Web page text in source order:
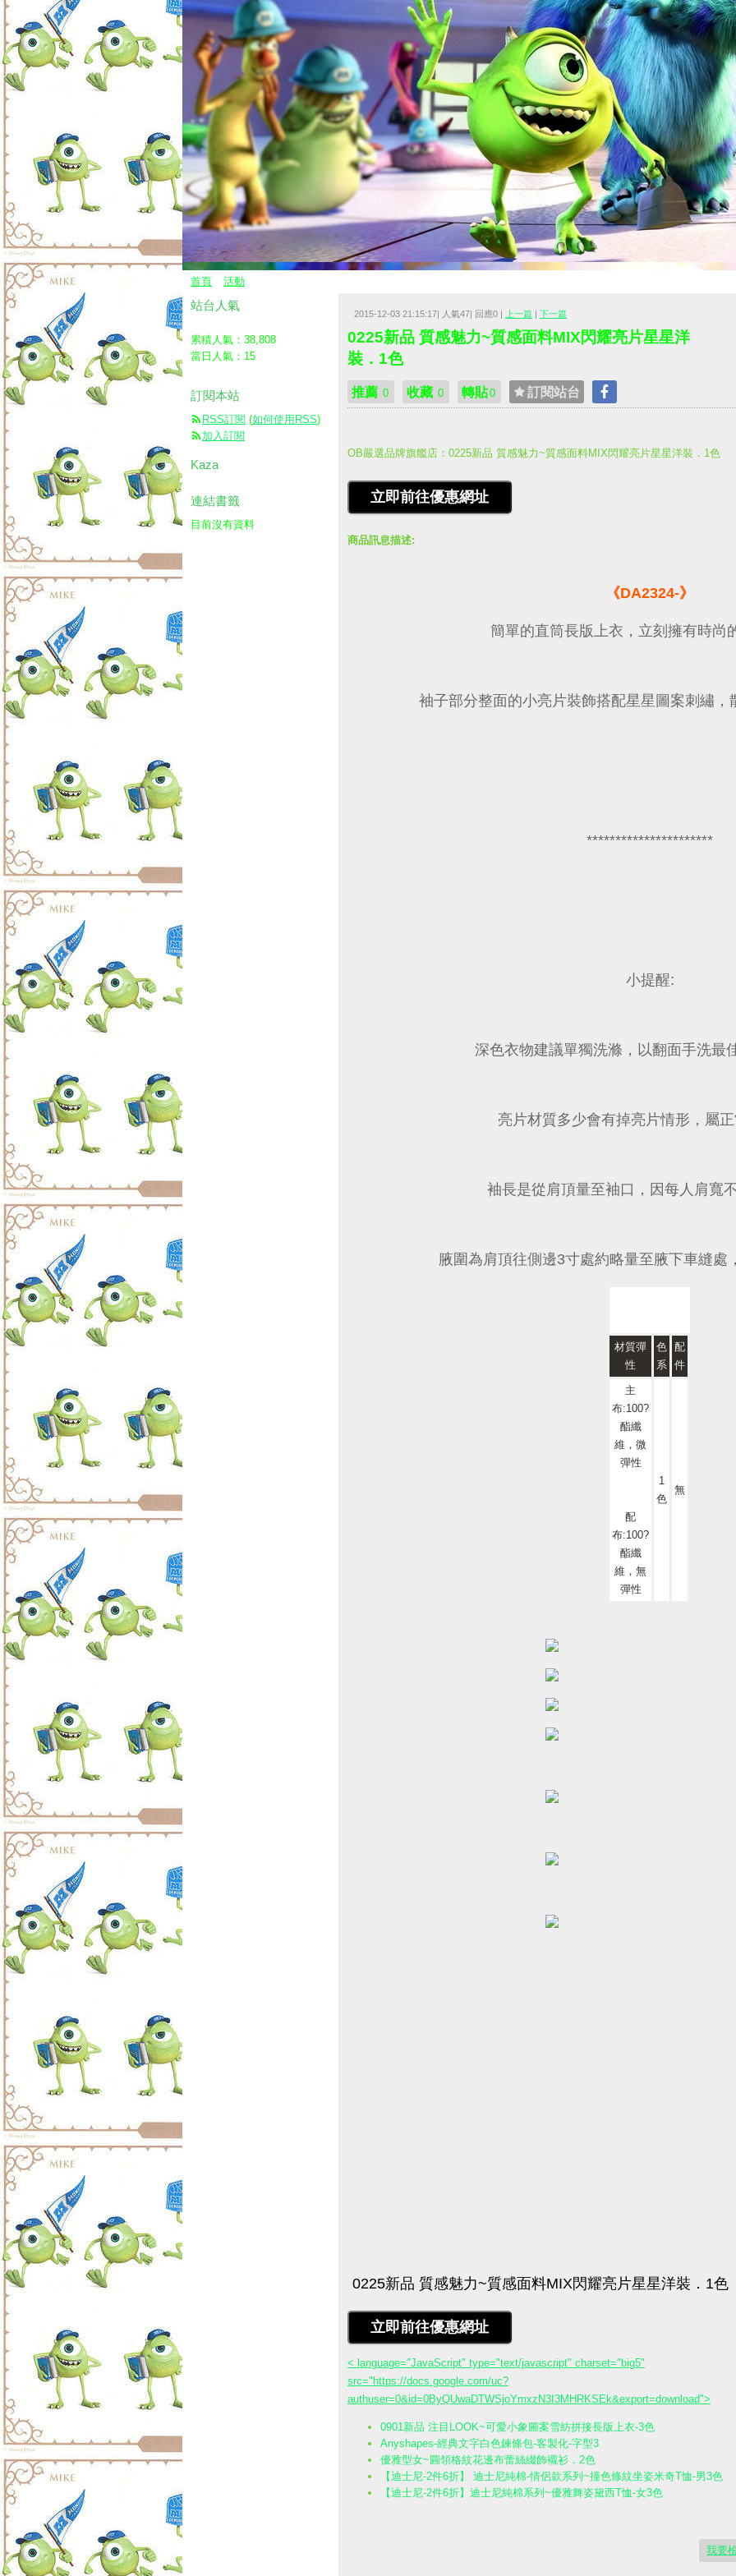
首頁 活動
2015-12-03 21:15:17| 人氣47| 回應0 | 上一篇 | 下一篇
0225新品 質感魅力~質感面料MIX閃耀亮片星星洋
裝．1色
推薦 0 收藏 0 轉貼0 訂閱站台
OB嚴選品牌旗艦店：0225新品 質感魅力~質感面料MIX閃耀亮片星星洋裝．1色
商品訊息描述:
《DA2324-》
簡單的直筒長版上衣，立刻擁有時尚
袖子部分整面的小亮片裝飾搭配星星圖案刺繡，
**********************
小提醒:
深色衣物建議單獨洗滌，以翻面手洗最
亮片材質多少會有掉亮片情形，屬
袖長是從肩頂量至袖口，因每人肩寬
腋圍為肩頂往側邊3寸處約略量至腋下車縫處
材質彈
性
色
系
配
件
主
布:100?
酯纖
維，微
彈性
配
布:100?
酯纖
維，無
彈性
1
色
無
< language="JavaScript" type="text/javascript" charset="big5"
src="https://docs.google.com/uc?
authuser=0&id=0ByQUwaDTWSjoYmxzN3I3MHRKSEk&export=download">
0901新品 注目LOOK~可愛小象圖案雪紡拼接長版上衣-3色
Anyshapes-經典文字白色鍊條包-客製化-字型3
優雅型女~圓領格紋花邊布蕾絲綴飾襯衫．2色
【迪士尼-2件6折】 迪士尼純棉-情侶款系列~撞色條紋坐姿米奇T恤-男3色
【迪士尼-2件6折】迪士尼純棉系列~優雅舞姿黛西T恤-女3色
我要
站台人氣
累積人氣： 38,808
當日人氣： 15
訂閱本站
RSS訂閱 (如何使用RSS)
加入訂閱
Kaza
連結書籤
目前沒有資料